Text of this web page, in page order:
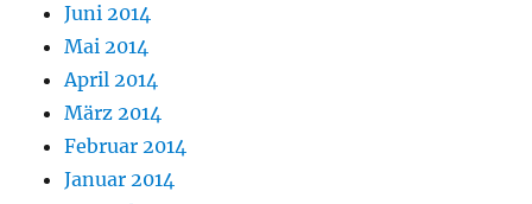
Juni 2014
Mai 2014
April 2014
März 2014
Februar 2014
Januar 2014